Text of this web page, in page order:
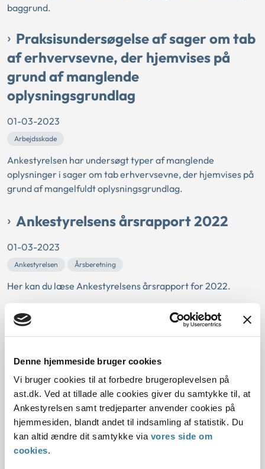
Denne hjemmeside bruger cookies
Vi bruger cookies til at forbedre brugeroplevelsen på
ast.dk. Ved at tillade alle cookies giver du samtykke til, at
Ankestyrelsen samt tredjeparter anvender cookies på
hjemmesiden, blandt andet til indsamling af statistik. Du
kan altid ændre dit samtykke via vores side om
cookies.
baggrund.
Praksisundersøgelse af sager om tab
af erhvervsevne, der hjemvises på
grund af manglende
oplysningsgrundlag
01-03-2023
Arbejdsskade
Ankestyrelsen har undersøgt typer af manglende
oplysninger i sager om tab erhvervsevne, der hjemvises på
grund af mangelfuldt oplysningsgrundlag.
Ankestyrelsens årsrapport 2022
01-03-2023
Ankestyrelsen Årsberetning
Her kan du læse Ankestyrelsens årsrapport for 2022.
Sektoransvarsprincippet ved
problematisk skolefravær hos børn
med handicap
01-03-2023
Handicap børn Familie Retssikkerhedsenheden Social
Samspillet mellem skoler, kommuner og familier kan være
en udfordring i sager, der drejer sig om børn med handicap
og problematisk skolefravær.